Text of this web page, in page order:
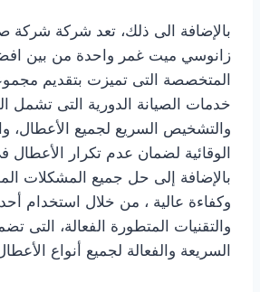
بالإضافة الى ذلك، تعد شركة شركة
زانوسي ميت غمر واحدة من بين
المتخصصة التى تميزت بتقديم
خدمات الصيانة الدورية التى تشمل
والتشخيص السريع لجميع الأعطال،
الوقائية لضمان عدم تكرار الأعطال
بالإضافة إلى حل جميع المشكلات
وكفاءة عالية ، من خلال استخدام
والتقنيات المتطورة الفعالة، التى
السريعة والفعالة لجميع أنواع